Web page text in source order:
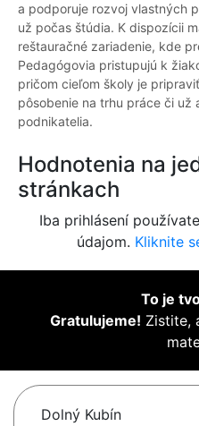
a podporuje rozvoj vlastných
už počas štúdia. K dispozícii
reštauračné zariadenie, kde
Pedagógovia pristupujú k
pričom cieľom školy je
pôsobenie na trhu práce či už
podnikatelia.
Hodnotenia na
stránkach
Iba prihlásení
údajom. Kliknite
To je
Gratulujeme! Zistite,
Dolný Kubín